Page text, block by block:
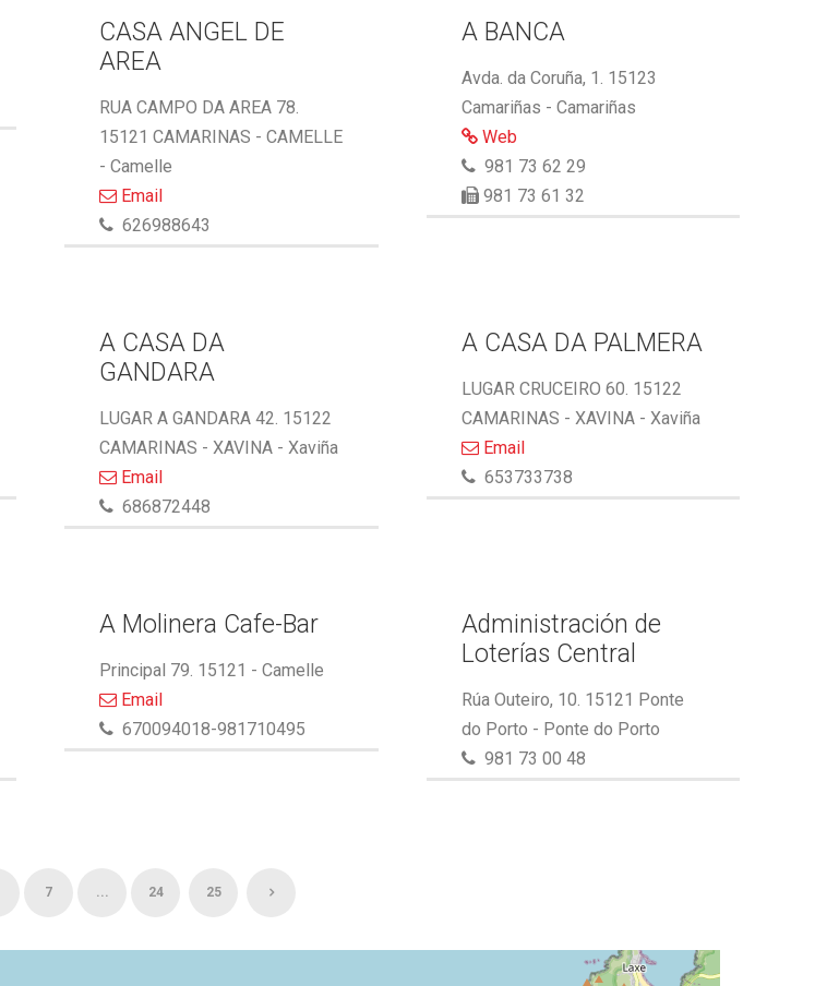
CASA ANGEL DE
AREA
RUA CAMPO DA AREA 78.
15121 CAMARINAS - CAMELLE
- Camelle
Email
626988643
A BANCA
Avda. da Coruña, 1. 15123
Camariñas - Camariñas
Web
981 73 62 29
981 73 61 32
A CASA DA
GANDARA
LUGAR A GANDARA 42. 15122
CAMARINAS - XAVINA - Xaviña
Email
686872448
A CASA DA PALMERA
LUGAR CRUCEIRO 60. 15122
CAMARINAS - XAVINA - Xaviña
Email
653733738
A Molinera Cafe-Bar
Principal 79. 15121 - Camelle
Email
670094018-981710495
Administración de
Loterías Central
Rúa Outeiro, 10. 15121 Ponte
do Porto - Ponte do Porto
981 73 00 48
7 ... 24 25